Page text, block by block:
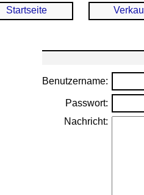
Startseite
Benutzername:
Passwort:
Nachricht: